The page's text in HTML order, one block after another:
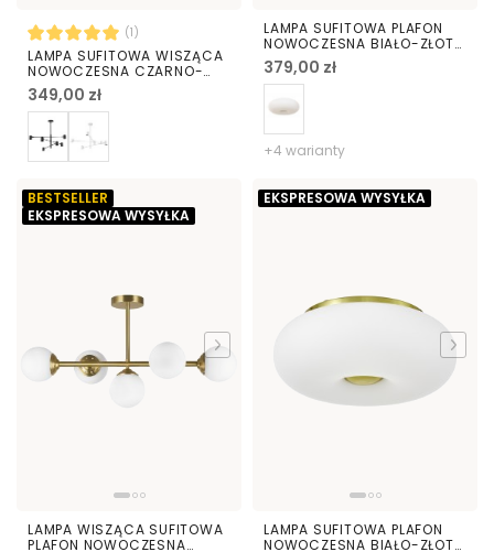
(1)
LAMPA SUFITOWA WISZĄCA
NOWOCZESNA CZARNO-
ZŁOTA DORA W6
349,00 zł
LAMPA SUFITOWA PLAFON
NOWOCZESNA BIAŁO-ZŁOTA
BIANTE D38
379,00 zł
+4 warianty
BESTSELLER
EKSPRESOWA WYSYŁKA
LAMPA WISZĄCA SUFITOWA
PLAFON NOWOCZESNA
EKSPRESOWA WYSYŁKA
LAMPA SUFITOWA PLAFON
NOWOCZESNA BIAŁO-ZŁOTA